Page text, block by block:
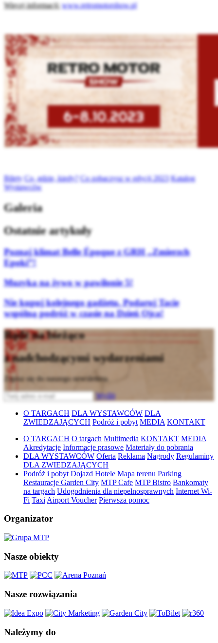
Więcej informacji: www.retromotorshow.pl
Bilety Co, gdzie, kiedy? Co zobaczysz w edycji 2023 Katalog
Wystawców
Galeria
Ostatnie artykuły
Poznaj klimat Belle Époque z GRH „Zmierzch
Epoki”!
Muzyka na żywo w pawilonie 5!
Nie kupuj kolejnego gadżetu. Podaruj Tacie
wspólną podróż w czasie na Dzień Ojca!
Bądź na bieżąco
z nadchodzącymi wydarzeniami
Zapisz się do naszego newslettera
Wyślij
O TARGACH DLA WYSTAWCÓW DLA
ZWIEDZAJĄCYCH Podróż i pobyt MEDIA KONTAKT
O TARGACH O targach Multimedia KONTAKT MEDIA
Akredytacje Informacje prasowe Materiały do pobrania
DLA WYSTAWCÓW Oferta Reklama Nagrody Regulaminy
DLA ZWIEDZAJĄCYCH
Podróż i pobyt Dojazd Hotele Mapa terenu Parking
Restauracje Garden City MTP Cafe MTP Bistro Bankomaty
na targach Udogodnienia dla niepełnosprawnych Internet Wi-
Fi Taxi Airport Voucher Pierwsza pomoc
Organizator
Nasze obiekty
Nasze rozwiązania
Należymy do